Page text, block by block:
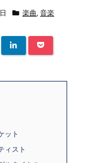
楽曲, 音楽
ット
ィスト